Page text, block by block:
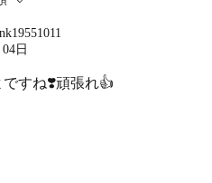
日
ですね❣️頑張れ👍